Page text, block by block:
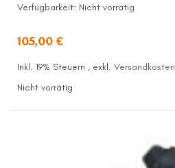
Verfügbarkeit: Nicht vorrätig
105,00 €
Inkl. 19% Steuern , exkl. Versandkosten
Nicht vorrätig